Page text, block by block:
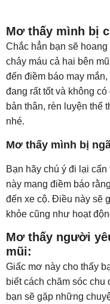
Mơ thấy mình bị
Chắc hẳn bạn sẽ
chảy máu cả hai bên
đến điềm báo may
đang rất tốt và không
bản thân, rèn luyện thể
nhé.
Mơ thấy mình bị
Bạn hãy chú ý đi lại
này mang điềm báo
đến xe cộ. Điều này sẽ
khỏe cũng như hoạt
Mơ thấy người
mũi:
Giấc mơ này cho thấy
biết cách chăm sóc
bạn sẽ gặp những